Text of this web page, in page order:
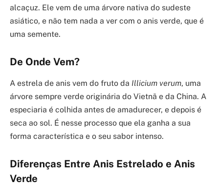
alcaçuz. Ele vem de uma árvore nativa do sudeste
asiático, e não tem nada a ver com o anis verde, que é
uma semente.
De Onde Vem?
A estrela de anis vem do fruto da Illicium verum, uma
árvore sempre verde originária do Vietnã e da China. A
especiaria é colhida antes de amadurecer, e depois é
seca ao sol. É nesse processo que ela ganha a sua
forma característica e o seu sabor intenso.
Diferenças Entre Anis Estrelado e Anis
Verde